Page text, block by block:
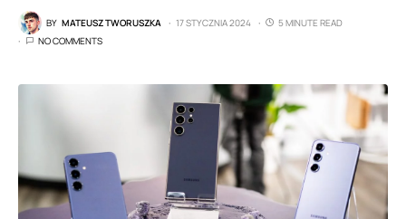
BY MATEUSZ TWORUSZKA 17 STYCZNIA 2024
5 MINUTE READ
NO COMMENTS